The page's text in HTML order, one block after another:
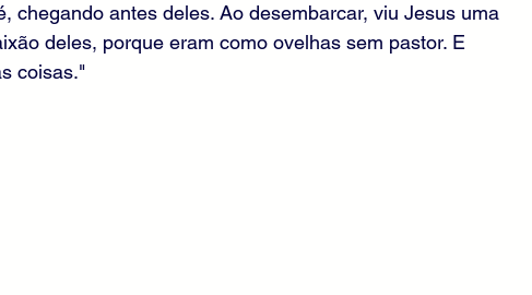
chegando antes deles. Ao desembarcar, viu Jesus uma
deles, porque eram como ovelhas sem pastor. E
coisas."